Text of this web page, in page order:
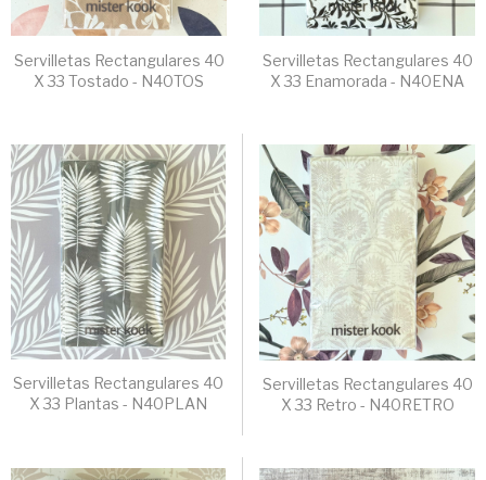
Servilletas Rectangulares 40
X 33 Tostado - N40TOS
Servilletas Rectangulares 40
X 33 Enamorada - N40ENA
Servilletas Rectangulares 40
X 33 Plantas - N40PLAN
Servilletas Rectangulares 40
X 33 Retro - N40RETRO